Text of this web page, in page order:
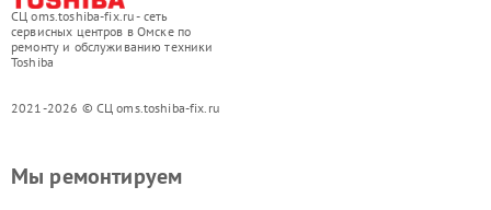
СЦ oms.toshiba-fix.ru - сеть
сервисных центров в Омске по
ремонту и обслуживанию техники
Toshiba
2021-2026 © СЦ oms.toshiba-fix.ru
Мы ремонтируем